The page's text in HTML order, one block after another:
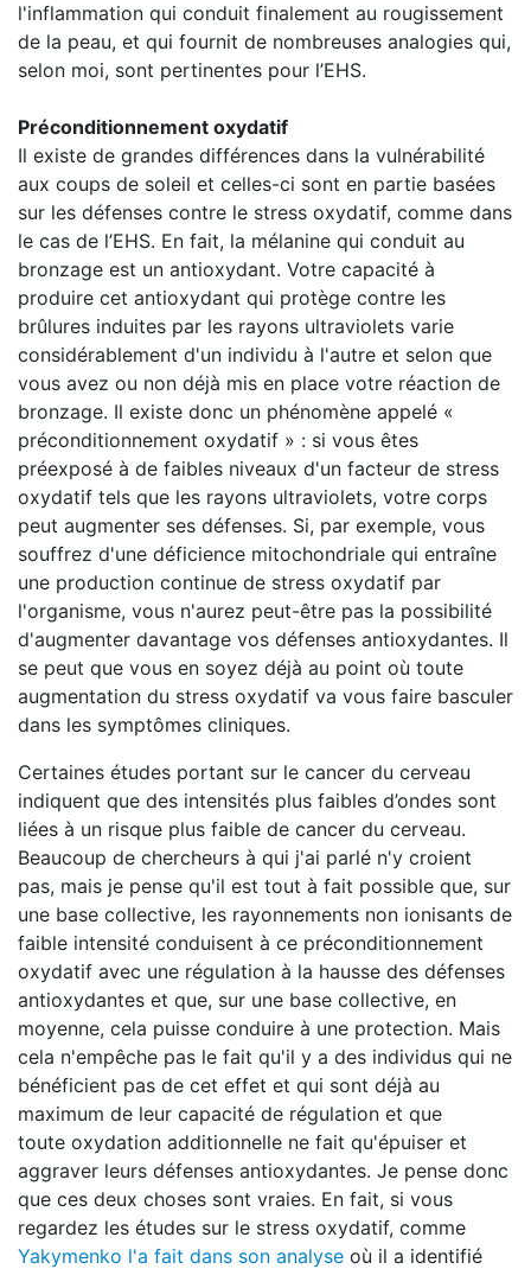
l'inflammation qui conduit finalement au rougissement
de la peau, et qui fournit de nombreuses analogies qui,
selon moi, sont pertinentes pour l’EHS.
Préconditionnement oxydatif
Il existe de grandes différences dans la vulnérabilité
aux coups de soleil et celles-ci sont en partie basées
sur les défenses contre le stress oxydatif, comme dans
le cas de l’EHS. En fait, la mélanine qui conduit au
bronzage est un antioxydant. Votre capacité à
produire cet antioxydant qui protège contre les
brûlures induites par les rayons ultraviolets varie
considérablement d'un individu à l'autre et selon que
vous avez ou non déjà mis en place votre réaction de
bronzage. Il existe donc un phénomène appelé «
préconditionnement oxydatif » : si vous êtes
préexposé à de faibles niveaux d'un facteur de stress
oxydatif tels que les rayons ultraviolets, votre corps
peut augmenter ses défenses. Si, par exemple, vous
souffrez d'une déficience mitochondriale qui entraîne
une production continue de stress oxydatif par
l'organisme, vous n'aurez peut-être pas la possibilité
d'augmenter davantage vos défenses antioxydantes. Il
se peut que vous en soyez déjà au point où toute
augmentation du stress oxydatif va vous faire basculer
dans les symptômes cliniques.
Certaines études portant sur le cancer du cerveau
indiquent que des intensités plus faibles d’ondes sont
liées à un risque plus faible de cancer du cerveau.
Beaucoup de chercheurs à qui j'ai parlé n'y croient
pas, mais je pense qu'il est tout à fait possible que, sur
une base collective, les rayonnements non ionisants de
faible intensité conduisent à ce préconditionnement
oxydatif avec une régulation à la hausse des défenses
antioxydantes et que, sur une base collective, en
moyenne, cela puisse conduire à une protection. Mais
cela n'empêche pas le fait qu'il y a des individus qui ne
bénéficient pas de cet effet et qui sont déjà au
maximum de leur capacité de régulation et que
toute oxydation additionnelle ne fait qu'épuiser et
aggraver leurs défenses antioxydantes. Je pense donc
que ces deux choses sont vraies. En fait, si vous
regardez les études sur le stress oxydatif, comme
Yakymenko l'a fait dans son analyse où il a identifié